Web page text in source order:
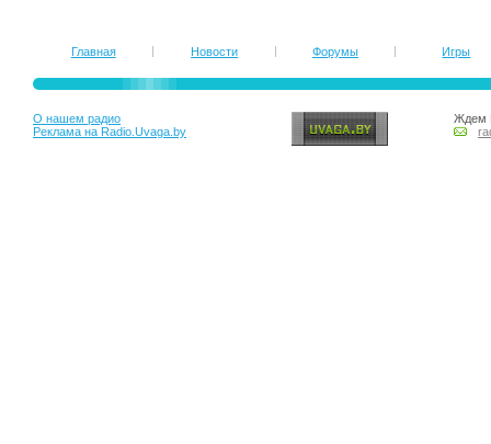
Главная Новости Форумы Игры
О нашем радио
Реклама на Radio.Uvaga.by
Ждем